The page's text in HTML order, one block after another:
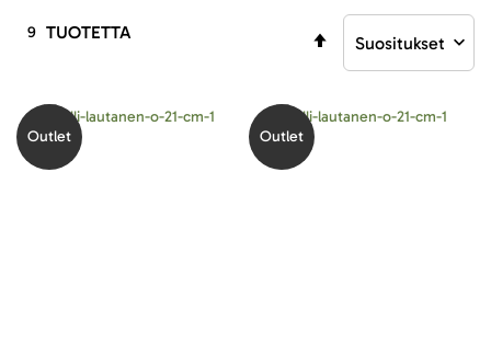
9 TUOTETTA
Aseta
Outlet Outlet